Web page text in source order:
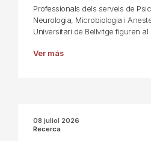
Professionals dels serveis de
Neurologia, Microbiologia i
Universitari de Bellvitge figuren al
Ver más
08 juliol 2026
Recerca